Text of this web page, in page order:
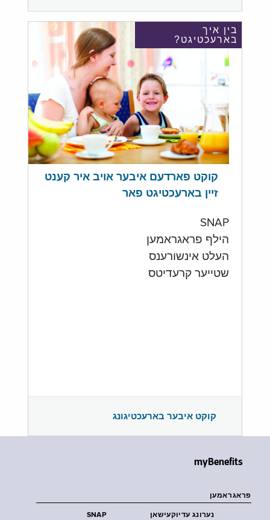
בין איך
בארעכטיגט?
קוקט פארדעם איבער אויב איר קענט
זיין בארעכטיגט פאר
SNAP
הילף פראגראמען
העלט אינשורענס
שטייער קרעדיטס
קוקט איבער בארעכטיגונג
myBenefits
פראגראמען
SNAP נערונג עדיוקעישאן